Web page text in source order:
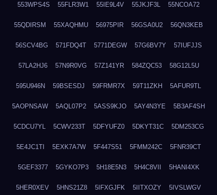
553WPS4S 55FLR3W1 55IE9L4V 55JKJF3L 55NCOA72
55QDIRSM 55XAQHMU 56975PIR 56GSA0U2 56QN3KEB
56SCV4BG 571FDQ4T 5771DEGW 57G6BV7Y 57IUFJJS
57LA2HJ6 57N9R0VG 57Z141YR 584ZQC53 58G12L5U
595U946N 59BSESDJ 59FRMR7X 59T11ZKH 5AFUR9TL
5AOPNSAW 5AQL07P2 5ASS9KJO 5AY4N3YE 5B3AF4SH
5CDCU7YL 5CWV233T 5DFYUFZ0 5DKYT31C 5DM253CG
5E4JC1TI 5EXK7A7W 5F447S51 5FMM242C 5FNR39CT
5GEF3377 5GYKO7P3 5H18E5N3 5H4C8VII 5HANI4XK
5HER0XEV 5HNS21Z8 5IFXGJFK 5IITXOZY 5IVSLWGV